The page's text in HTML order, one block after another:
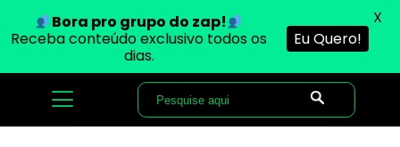
Bora pro grupo do zap!
Receba conteúdo exclusivo todos os
dias.
Eu Quero!
X